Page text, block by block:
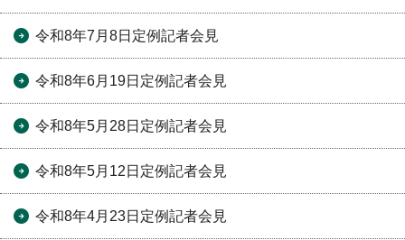
令和8年7月8日定例記者会見
令和8年6月19日定例記者会見
令和8年5月28日定例記者会見
令和8年5月12日定例記者会見
令和8年4月23日定例記者会見